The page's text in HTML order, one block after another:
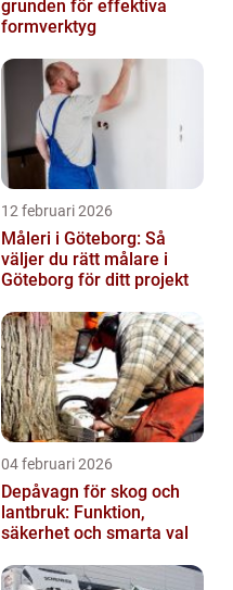
grunden för effektiva
formverktyg
12 februari 2026
Måleri i Göteborg: Så
väljer du rätt målare i
Göteborg för ditt projekt
04 februari 2026
Depåvagn för skog och
lantbruk: Funktion,
säkerhet och smarta val